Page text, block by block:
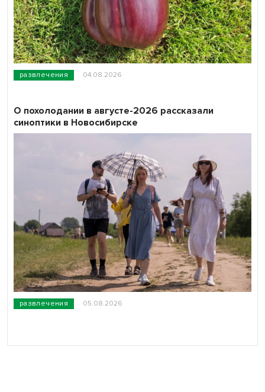
развлечения 04.08.2026
развлечения 05.08.2026
О похолодании в августе-2026 рассказали
синоптики в Новосибирске